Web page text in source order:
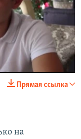
available
Прямая ссылка
на
EMBED SHARE